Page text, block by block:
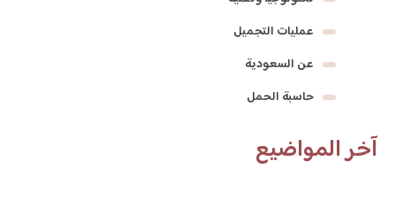
عمليات التجميل
عن السعودية
حاسبة الحمل
آخر المواضيع